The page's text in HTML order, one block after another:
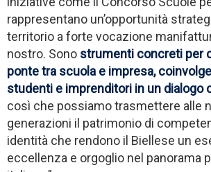
rappresentano un’opportunità
territorio a forte vocazione
nostro. Sono strumenti concreti per
ponte tra scuola e impresa,
studenti e imprenditori in un dialogo
così che possiamo trasmettere alle
generazioni il patrimonio di
identità che rendono il Biellese un
eccellenza e orgoglio nel panorama